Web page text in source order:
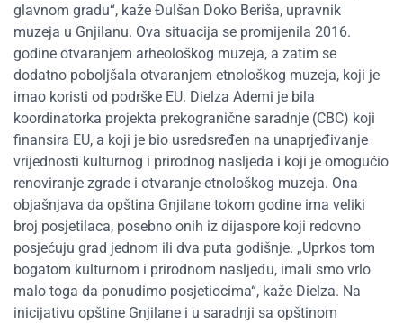
glavnom gradu“, kaže Đulšan Doko Beriša, upravnik
muzeja u Gnjilanu. Ova situacija se promijenila 2016.
godine otvaranjem arheološkog muzeja, a zatim se
dodatno poboljšala otvaranjem etnološkog muzeja, koji je
imao koristi od podrške EU. Dielza Ademi je bila
koordinatorka projekta prekogranične saradnje (CBC) koji
finansira EU, a koji je bio usredsređen na unaprjeđivanje
vrijednosti kulturnog i prirodnog nasljeđa i koji je omogućio
renoviranje zgrade i otvaranje etnološkog muzeja. Ona
objašnjava da opština Gnjilane tokom godine ima veliki
broj posjetilaca, posebno onih iz dijaspore koji redovno
posjećuju grad jednom ili dva puta godišnje. „Uprkos tom
bogatom kulturnom i prirodnom nasljeđu, imali smo vrlo
malo toga da ponudimo posjetiocima“, kaže Dielza. Na
inicijativu opštine Gnjilane i u saradnji sa opštinom